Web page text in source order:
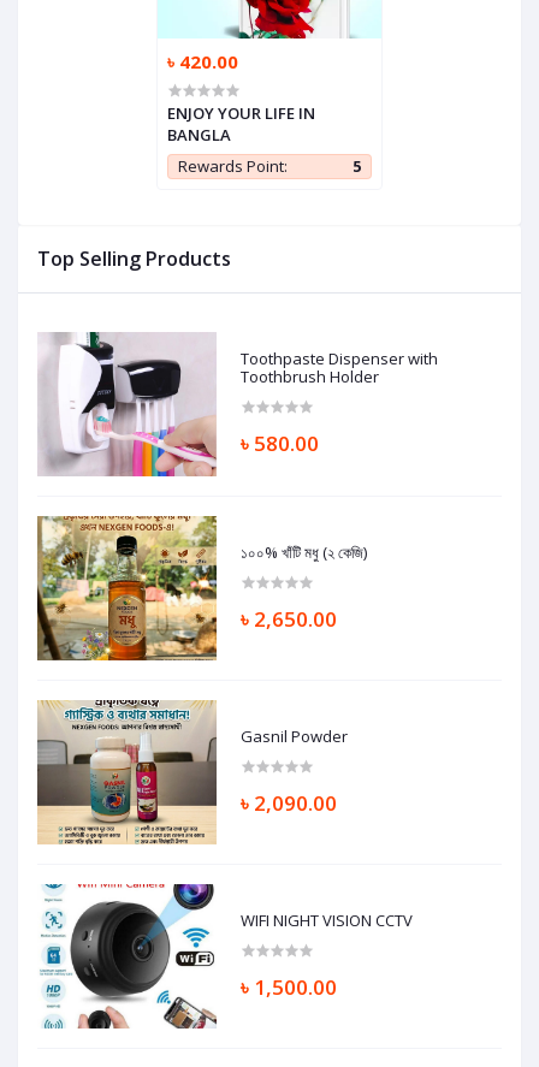
Top Selling Products
Toothpaste Dispenser with
Toothbrush Holder
৳ 580.00
১০০% খাঁটি মধু (২ কেজি)
৳ 2,650.00
Gasnil Powder
৳ 2,090.00
WIFI NIGHT VISION CCTV
৳ 1,500.00
৳ 420.00
ENJOY YOUR LIFE IN
BANGLA
Rewards Point:
5